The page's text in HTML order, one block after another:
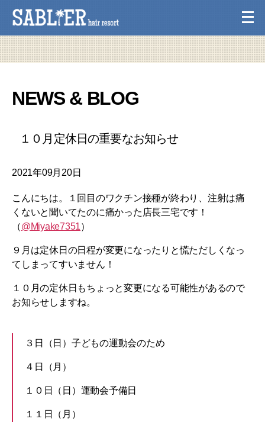
NEWS & BLOG
１０月定休日の重要なお知らせ
2021年09月20日
こんにちは。１回目のワクチン接種が終わり、注射は痛
くないと聞いてたのに痛かった店長三宅です！
（@Miyake7351）
９月は定休日の日程が変更になったりと慌ただしくなっ
てしまってすいません！
１０月の定休日もちょっと変更になる可能性があるので
お知らせしますね。
３日（日）子どもの運動会のため
４日（月）
１０日（日）運動会予備日
１１日（月）